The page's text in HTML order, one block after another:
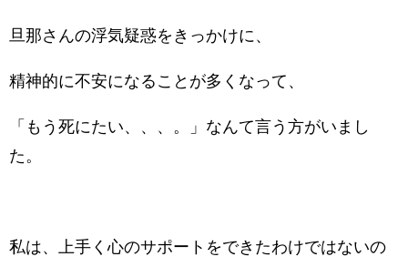
旦那さんの浮気疑惑をきっかけに、
精神的に不安になることが多くなって、
「もう死にたい、、、。」なんて言う方がいまし
た。
私は、上手く心のサポートをできたわけではないの